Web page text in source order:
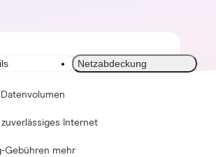
Netzabdeckung
Internet
Gebühren mehr